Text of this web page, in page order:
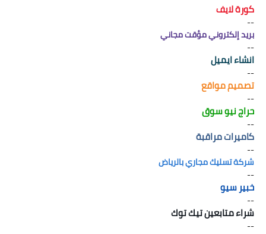
كورة لايف
--
بريد إلكتروني مؤقت مجاني
--
انشاء ايميل
--
تصميم مواقع
--
حراج نيو سوق
--
كاميرات مراقبة
--
شركة تسليك مجاري بالرياض
--
خبير سيو
--
شراء متابعين تيك توك
--